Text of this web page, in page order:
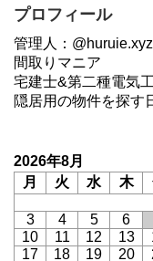
プロフィール
管理人：@huruie.xyz
間取りマニア
宅建士&第二種電気
隠居用の物件を探す
2026年8月
月
火 水 木
3
4 5 6
10
11 12 13
17
18 19 20